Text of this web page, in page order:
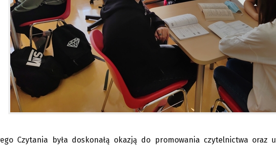
Czytania była doskonałą okazją do promowania czytelnictwa oraz